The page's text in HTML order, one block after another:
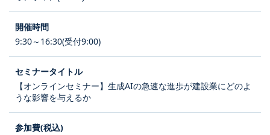
9:30～16:30(受付9:00)
【オンラインセミナー】生成AIの急速な進歩が建設業にどのよ
うな影響を与えるか